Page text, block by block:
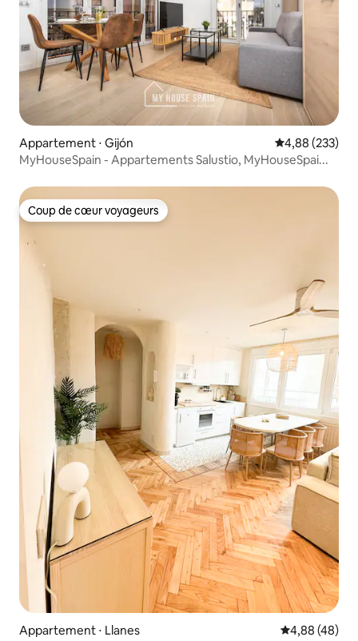
Appartement ⋅ Gijón Évaluation
4,88 (233)
MyHouseSpain - Appartements Salustio, MyHouseSpai...
Coup de cœur voyageurs
Coup de cœur voyageurs
Appartement ⋅ Llanes Évaluation
4,88 (48)